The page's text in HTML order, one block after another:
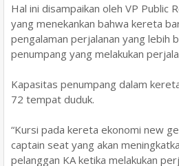
Hal ini disampaikan oleh VP Public
yang menekankan bahwa kereta
pengalaman perjalanan yang lebih
penumpang yang melakukan
Kapasitas penumpang dalam
72 tempat duduk.
“Kursi pada kereta ekonomi new
captain seat yang akan
pelanggan KA ketika melakukan